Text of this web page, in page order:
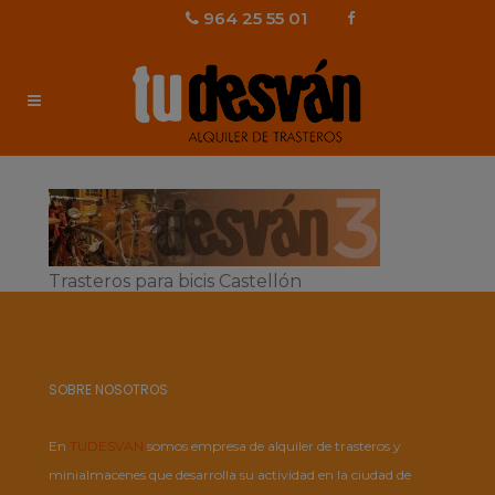
964 25 55 01
Trasteros para bicis Castellón
SOBRE NOSOTROS
En TUDESVAN somos empresa de alquiler de trasteros y
minialmacenes que desarrolla su actividad en la ciudad de